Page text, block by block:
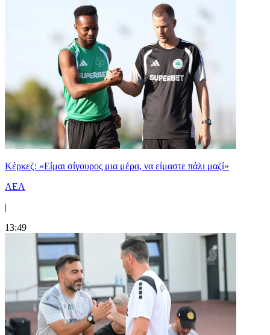
Κέρκεζ: «Είμαι σίγουρος μια μέρα, να είμαστε πάλι μαζί»
ΑΕΛ
|
13:49